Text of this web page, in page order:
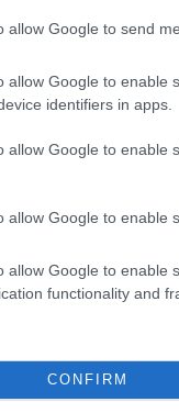
allow Google to send
allow Google to enable
identifiers in apps.
allow Google to enable
allow Google to enable
allow Google to enable
functionality and
CONFIRM
Push to Talk
Készenléti
Flash/